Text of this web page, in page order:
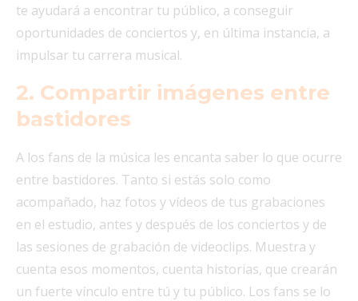
te ayudará a encontrar tu público, a conseguir
oportunidades de conciertos y, en última instancia, a
impulsar tu carrera musical.
2. Compartir imágenes entre
bastidores
A los fans de la música les encanta saber lo que ocurre
entre bastidores. Tanto si estás solo como
acompañado, haz fotos y vídeos de tus grabaciones
en el estudio, antes y después de los conciertos y de
las sesiones de grabación de videoclips. Muestra y
cuenta esos momentos, cuenta historias, que crearán
un fuerte vínculo entre tú y tu público. Los fans se lo